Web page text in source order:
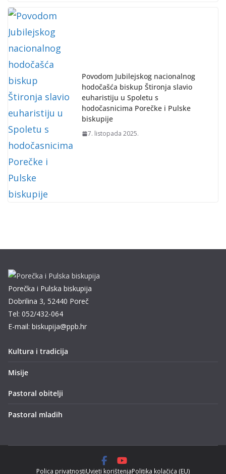
Povodom Jubilejskog nacionalnog
hodočašća biskup Štironja slavio
euharistiju u Spoletu s
hodočasnicima Porečke i Pulske
biskupije
7. listopada 2025.
Porečka i Pulska biskupija
Dobrilina 3, 52440 Poreč
Tel: 052/432-064
E-mail: biskupija@ppb.hr
Kultura i tradicija
Misije
Pastoral obitelji
Pastoral mladih
Polica privatnostiUvjeti korištenjaPolitika kolačića (EU)